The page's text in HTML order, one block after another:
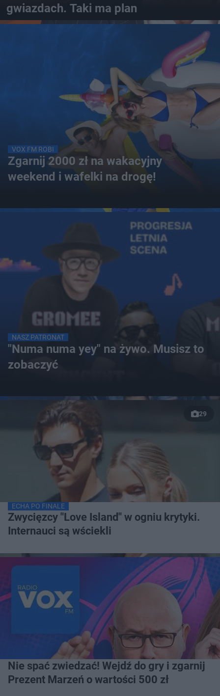
gwiazdach. Taki ma plan
VOX FM ROBI
Zgarnij 2000 zł na wakacyjny
weekend i wafelki na drogę!
NASZ PATRONAT
"Numa numa yey" na żywo. Musisz to
zobaczyć
29
ECHA PO FINALE
Zwycięzcy "Love Island" w ogniu krytyki.
Internauci są wściekli
Nie spać zwiedzać! Wejdź do gry i zgarnij
Prezent Marzeń o wartości 500 zł